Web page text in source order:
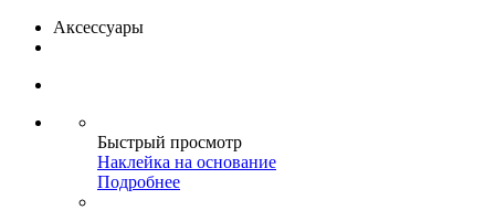
Аксессуары
Быстрый просмотр
Наклейка на основание
Подробнее